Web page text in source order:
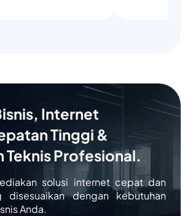
Internet
Tinggi &
Teknis Profesional.
solusi internet cepat dan
disesuaikan dengan kebutuhan
Anda.